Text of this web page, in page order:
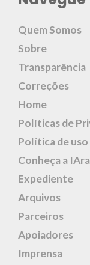
Quem Somos
Sobre
Transparência
Correções
Home
Políticas de
Política de
Conheça a IAra
Expediente
Arquivos
Parceiros
Apoiadores
Imprensa